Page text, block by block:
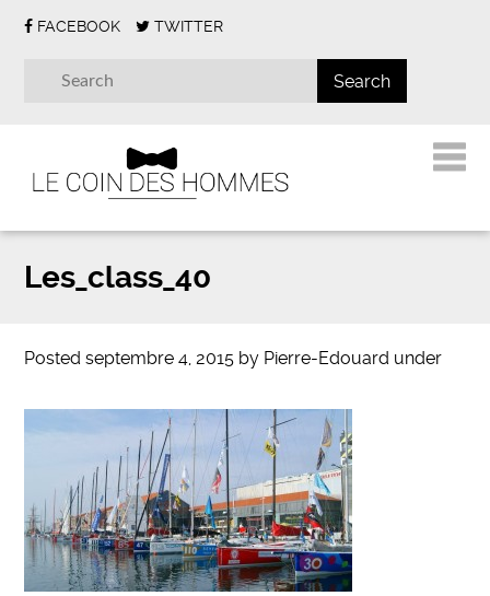
FACEBOOK TWITTER
Les_class_40
Postedseptembre 4, 2015 by Pierre-Edouard under